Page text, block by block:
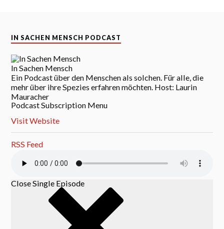
IN SACHEN MENSCH PODCAST
In Sachen Mensch
Ein Podcast über den Menschen als solchen. Für alle, die
mehr über ihre Spezies erfahren möchten. Host: Laurin
Mauracher
Podcast Subscription Menu
Visit Website
RSS Feed
Close Single Episode